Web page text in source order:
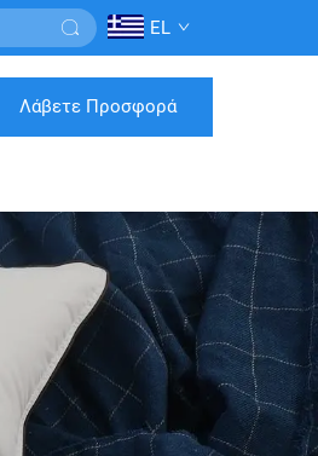
EL
Λάβετε Προσφορά